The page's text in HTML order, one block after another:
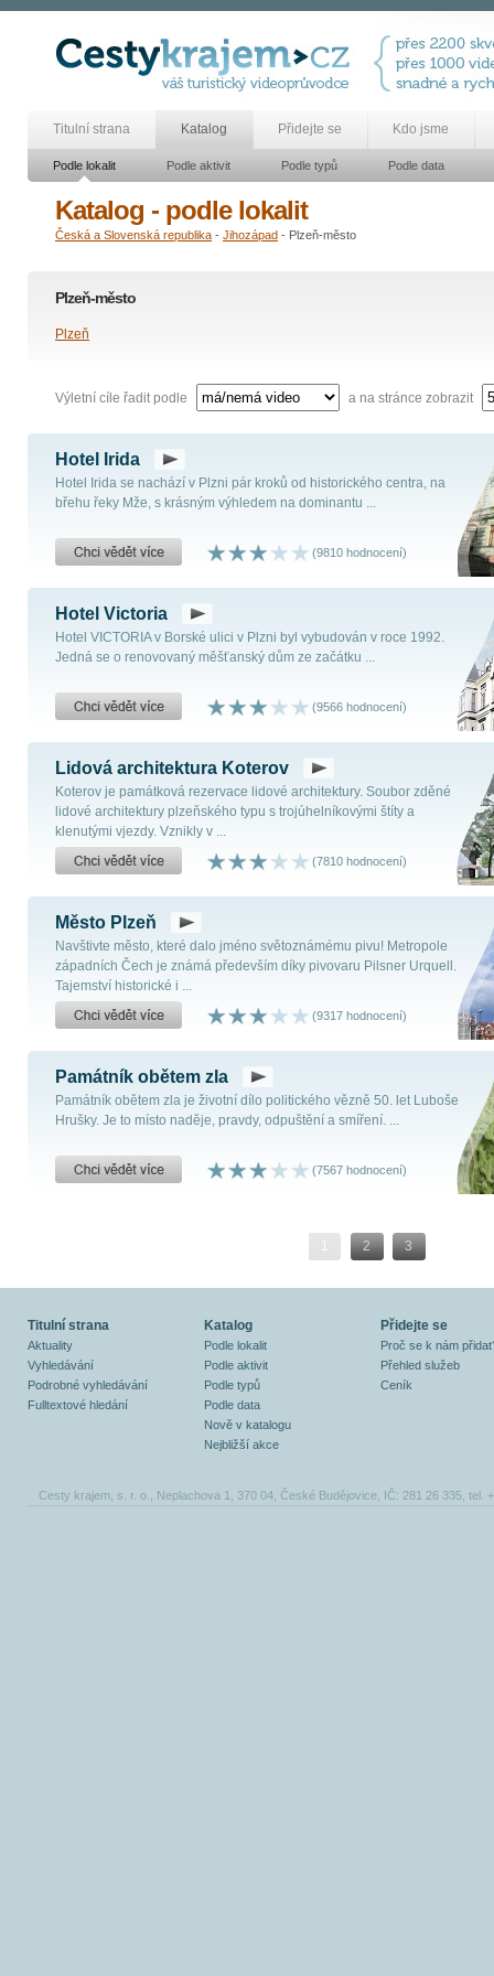
Titulní strana Katalog Přidejte se Kdo jsme
Podle lokalit Podle aktivit Podle typů Podle data
Katalog - podle lokalit
Česká a Slovenská republika - Jihozápad - Plzeň-město
Plzeň-město
Plzeň
Výletní cíle řadit podle a na stránce zobrazit
Hotel Irida
Hotel Irida se nachází v Plzni pár kroků od historického centra, na
břehu řeky Mže, s krásným výhledem na dominantu ...
(9810 hodnocení)
Hotel Victoria
Hotel VICTORIA v Borské ulici v Plzni byl vybudován v roce 1992.
Jedná se o renovovaný měšťanský dům ze začátku ...
(9566 hodnocení)
Lidová architektura Koterov
Koterov je památková rezervace lidové architektury. Soubor zděné
lidové architektury plzeňského typu s trojúhelníkovými štíty a
klenutými vjezdy. Vznikly v ...
(7810 hodnocení)
Město Plzeň
Navštivte město, které dalo jméno světoznámému pivu! Metropole
západních Čech je známá především díky pivovaru Pilsner Urquell.
Tajemství historické i ...
(9317 hodnocení)
Památník obětem zla
Památník obětem zla je životní dílo politického vězně 50. let Luboše
Hrušky. Je to místo naděje, pravdy, odpuštění a smíření. ...
(7567 hodnocení)
1 2 3
Titulní strana
Aktuality
Vyhledávání
Podrobné vyhledávání
Fulltextové hledání
Katalog
Podle lokalit
Podle aktivit
Podle typů
Podle data
Nově v katalogu
Nejbližší akce
Přidejte se
Proč se k nám
Přehled služeb
Ceník
Cesty krajem, s. r. o., Neplachova 1, 370 04, České Budějovice, IČ: 281 26 335, tel.